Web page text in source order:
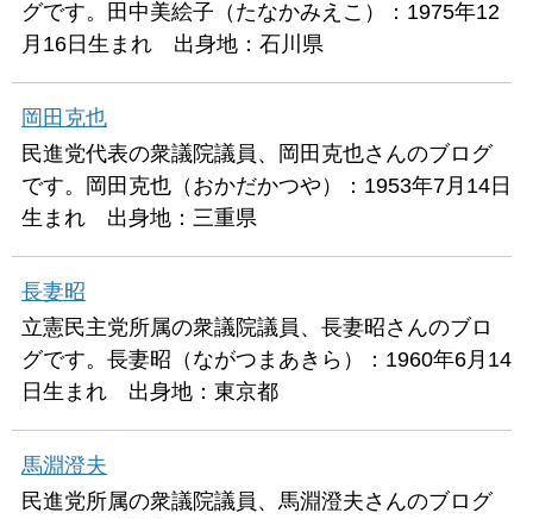
グです。田中美絵子（たなかみえこ）：1975年12
月16日生まれ 出身地：石川県
岡田克也
民進党代表の衆議院議員、岡田克也さんのブログ
です。岡田克也（おかだかつや）：1953年7月14日
生まれ 出身地：三重県
長妻昭
立憲民主党所属の衆議院議員、長妻昭さんのブロ
グです。長妻昭（ながつまあきら）：1960年6月14
日生まれ 出身地：東京都
馬淵澄夫
民進党所属の衆議院議員、馬淵澄夫さんのブログ